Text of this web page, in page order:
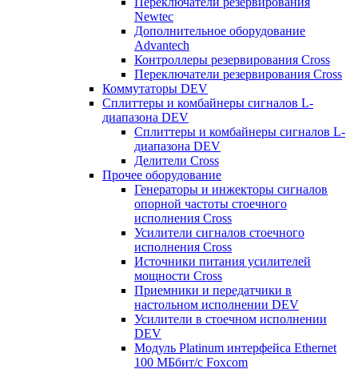
Newtec
Дополнительное оборудование
Advantech
Контроллеры резервирования Cross
Переключатели резервирования Cross
Коммутаторы DEV
Сплиттеры и комбайнеры сигналов L-
диапазона DEV
Сплиттеры и комбайнеры сигналов L-
диапазона DEV
Делители Cross
Прочее оборудование
Генераторы и инжекторы сигналов
опорной частоты стоечного
исполнения Cross
Усилители сигналов стоечного
исполнения Cross
Источники питания усилителей
мощности Cross
Приемники и передатчики в
настольном исполнении DEV
Усилители в стоечном исполнении
DEV
Модуль Platinum интерфейса Ethernet
100 МБбит/с Foxcom